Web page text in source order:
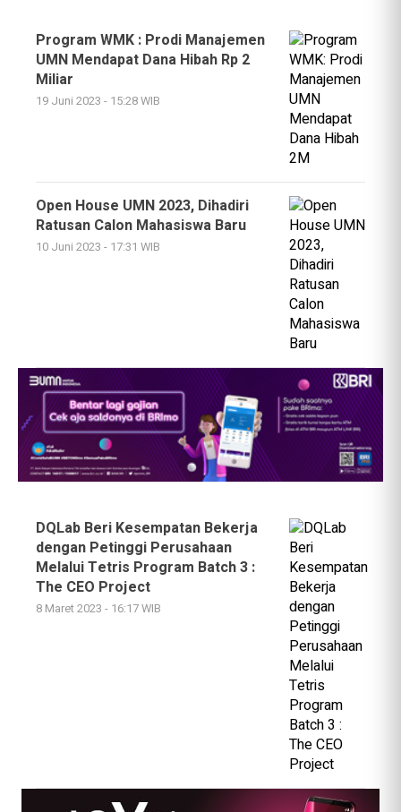
Program WMK : Prodi Manajemen
UMN Mendapat Dana Hibah Rp 2
Miliar
19 Juni 2023 - 15:28 WIB
Open House UMN 2023, Dihadiri
Ratusan Calon Mahasiswa Baru
10 Juni 2023 - 17:31 WIB
DQLab Beri Kesempatan Bekerja
dengan Petinggi Perusahaan
Melalui Tetris Program Batch 3 :
The CEO Project
8 Maret 2023 - 16:17 WIB